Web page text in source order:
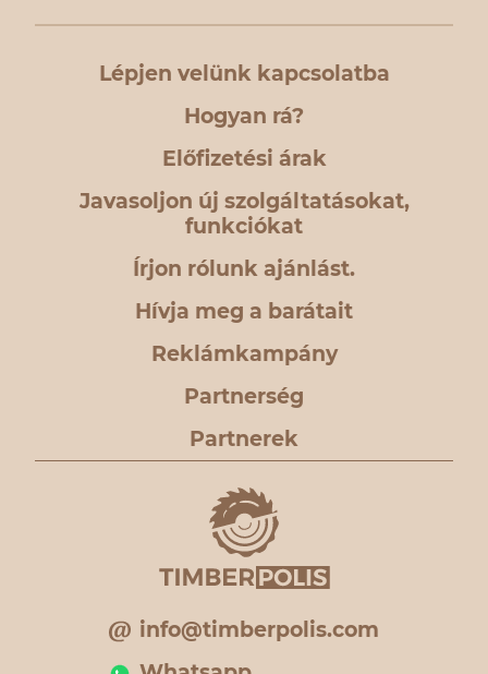
Lépjen velünk kapcsolatba
Hogyan rá?
Előfizetési árak
Javasoljon új szolgáltatásokat,
funkciókat
Írjon rólunk ajánlást.
Hívja meg a barátait
Reklámkampány
Partnerség
Partnerek
info@timberpolis.com